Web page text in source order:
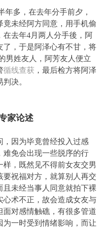
年多，在去年分手前夕，
未经阿方同意，用手机偷
去年4月两人分手後，阿
，于是阿泽心有不甘，将
男姓友人，阿芳友人便立
循线查获 ，最后检方将阿泽
决。
家论述
，因为毕竟曾经投入过感
难免会出现一些脱序的行
，既然见不得前女友交男
祝福对方，就算别人再交
未经当事人同意就拍下裸
心术不正，故会造成女友与
对感情触礁，有很多管道
一时受到情绪影响，而让